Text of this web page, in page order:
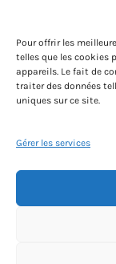
Pour offrir les
telles que les cookies
appareils. Le fait de
traiter des données
uniques sur ce site.
Gérer les services